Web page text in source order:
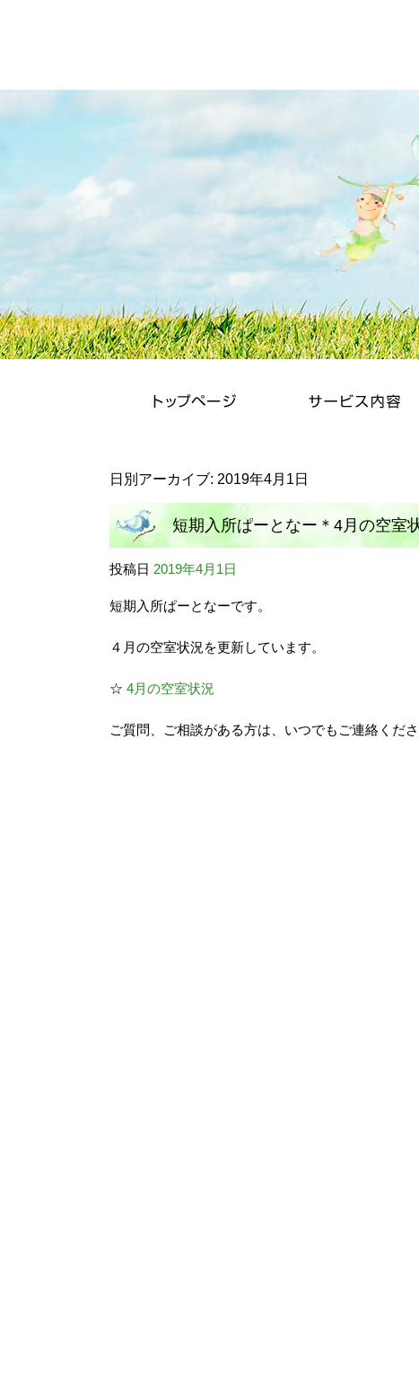
日別アーカイブ: 2019年4月1日
短期入所ぱーとなー＊4月の空室
投稿日 2019年4月1日
短期入所ぱーとなーです。
４月の空室状況を更新しています。
☆ 4月の空室状況
ご質問、ご相談がある方は、いつでもご連絡くださ